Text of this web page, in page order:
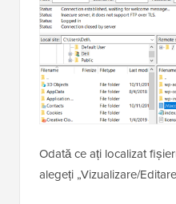
Odată ce ați localizat
alegeți „Vizualizare/